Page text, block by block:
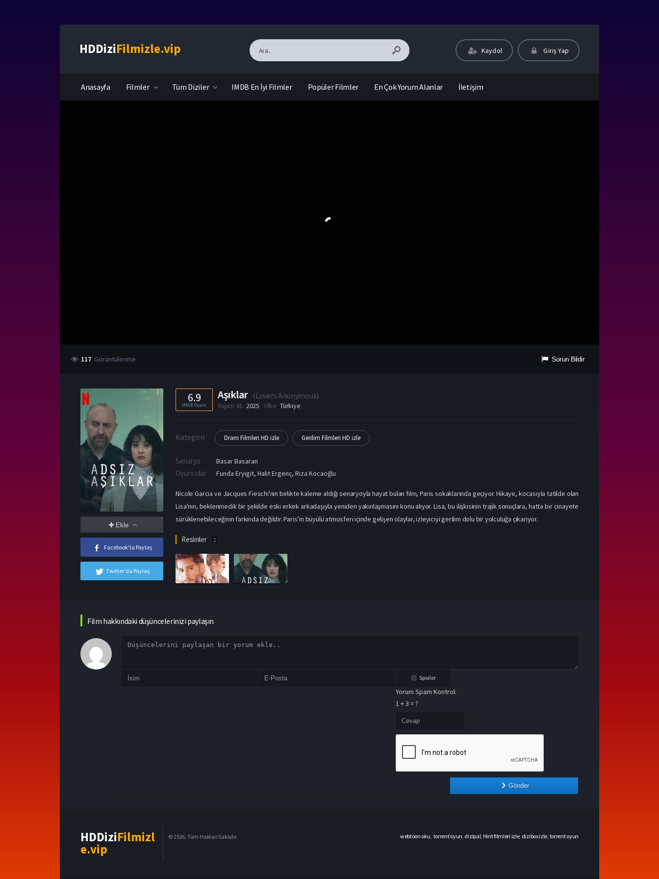
HDDiziFilmizle.vip Kaydol Giriş Yap
Anasayfa Filmler Tüm Diziler IMDB En İyi Filmler Popüler Filmler En Çok Yorum Alanlar İletişim
117 Görüntülenme Sorun Bildir
Ekle
Facebook'ta Paylaş
Twitter'da Paylaş
6.9
IMDB Puanı
Aşıklar (Lovers Anonymous)
Yapım Yılı 2025 Ülke Türkiye
Kategori Dram Filmleri HD izle Gerilim Filmleri HD izle
Senaryo Basar Basaran
Oyuncular Funda Eryigit,Halit Ergenç,Riza Kocaoğlu
Nicole Garcia ve Jacques Fieschi'nin birlikte kaleme aldığı senaryoyla hayat bulan film, Paris sokaklarında geçiyor. Hikaye, kocasıyla tatilde olan
Lisa'nın, beklenmedik bir şekilde eski erkek arkadaşıyla yeniden yakınlaşmasını konu alıyor. Lisa, bu ilişkisinin trajik sonuçlara, hatta bir cinayete
sürüklenebileceğinin farkında değildir. Paris’in büyülü atmosferi içinde gelişen olaylar, izleyiciyi gerilim dolu bir yolculuğa çıkarıyor.
Resimler 2
Film hakkındaki düşüncelerinizi paylaşın
Spoiler
Yorum Spam Kontrol:
1 + 3 = ?
Gönder
HDDiziFilmizl
e.vip
© 2026, Tüm Hakları Saklıdır. webtoon oku torrent oyun dizipal Hint filmleri izle, dizibox izle torrent oyun